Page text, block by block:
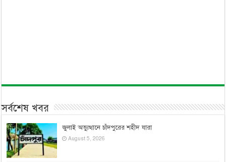
সর্বশেষ খবর
জুলাই অভ্যুত্থানে চাঁদপুরের শহীদ যারা
August 5, 2026